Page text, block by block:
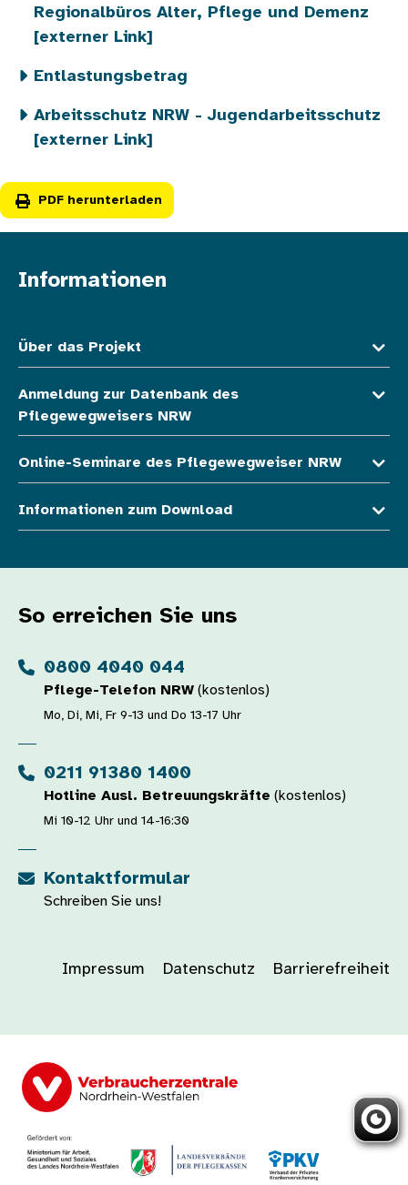
Regionalbüros Alter, Pflege und Demenz
[externer Link]
Entlastungsbetrag
Arbeitsschutz NRW - Jugendarbeitsschutz
[externer Link]
PDF herunterladen
Informationen
Über das Projekt
Anmeldung zur Datenbank des
Pflegewegweisers NRW
Online-Seminare des Pflegewegweiser NRW
Informationen zum Download
So erreichen Sie uns
0800 4040 044
Pflege-Telefon NRW (kostenlos)
Mo, Di, Mi, Fr 9-13 und Do 13-17 Uhr
0211 91380 1400
Hotline Ausl. Betreuungskräfte (kostenlos)
Mi 10-12 Uhr und 14-16:30
Kontaktformular
Schreiben Sie uns!
Impressum Datenschutz Barrierefreiheit